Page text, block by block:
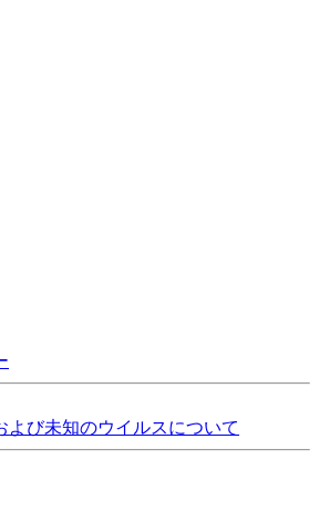
よび未知のウイルスについて